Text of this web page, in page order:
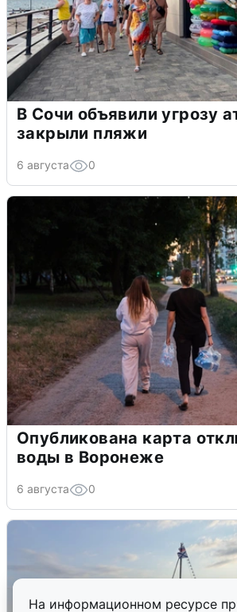
На информационном ресурсе
В Сочи объявили угрозу
закрыли пляжи
6 августа 0
Опубликована карта
воды в Воронеже
6 августа 0